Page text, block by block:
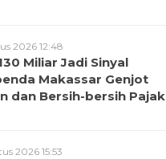
2026 12:48
Miliar Jadi Sinyal
Makassar Genjot
dan Bersih-bersih Pajak
2026 15:53